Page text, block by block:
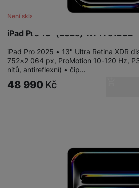
iPad Pro 13" (2025) Wi‑Fi 512GB
Není skladem
iPad Pro 2025 • 13" Ultra Retina XDR
752×2 064 px, ProMotion 10-120 Hz,
nitů, antireflexní) • čip…
48 990 Kč